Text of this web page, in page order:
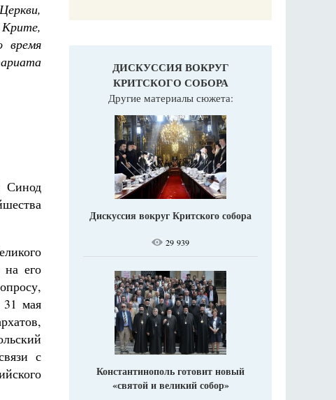
время
Синод
его
31 мая
с
ДИСКУССИЯ ВОКРУГ
КРИТСКОГО СОБОРА
Другие материалы сюжета:
Дискуссия вокруг Критского собора
29 939
Константинополь готовит новый
«святой и великий собор»